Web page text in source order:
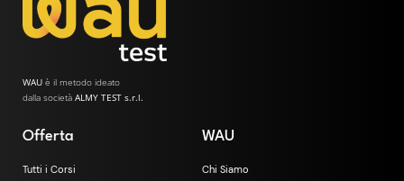
WAU è il metodo ideato
dalla società ALMY TEST s.r.l.
Offerta
Tutti i Corsi
WAU
Chi Siamo